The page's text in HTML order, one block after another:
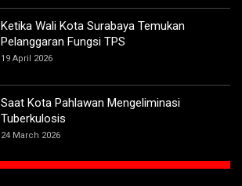
Ketika Wali Kota Surabaya Temukan
Pelanggaran Fungsi TPS
19 April 2026
Saat Kota Pahlawan Mengeliminasi
Tuberkulosis
24 March 2026